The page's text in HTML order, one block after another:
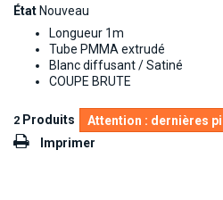
État Nouveau
Longueur 1m
Tube PMMA extrudé
Blanc diffusant / Satiné
COUPE BRUTE
2 Produits
Attention : dernières
Imprimer